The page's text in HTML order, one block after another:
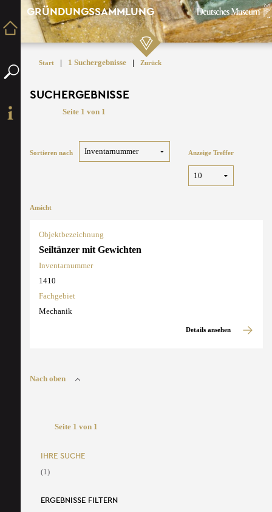
GRÜNDUNGSSAMMLUNG
Start | 1 Suchergebnisse | Zurück
SUCHERGEBNISSE
Seite 1 von 1
Sortieren nach Anzeige Treffer
Ansicht
Objektbezeichnung
Seiltänzer mit Gewichten
Inventarnummer
1410
Fachgebiet
Mechanik
Details ansehen
Nach oben
Seite 1 von 1
IHRE SUCHE
(1)
ERGEBNISSE FILTERN